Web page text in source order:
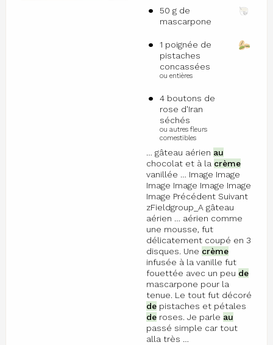
50 g de
mascarpone
1 poignée de
pistaches
concassées
ou entières
4 boutons de
rose d'Iran
séchés
ou autres fleurs
comestibles
… gâteau aérien au
chocolat et à la crème
vanillée … Image Image
Image Image Image Image
Image Précédent Suivant
zFieldgroup_A gâteau
aérien … aérien comme
une mousse, fut
délicatement coupé en 3
disques. Une crème
infusée à la vanille fut
fouettée avec un peu de
mascarpone pour la
tenue. Le tout fut décoré
depistaches et pétales
deroses. Je parle au
passé simple car tout
alla très …